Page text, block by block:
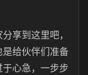
享到这里吧，
给伙伴们准备
心急，一步步